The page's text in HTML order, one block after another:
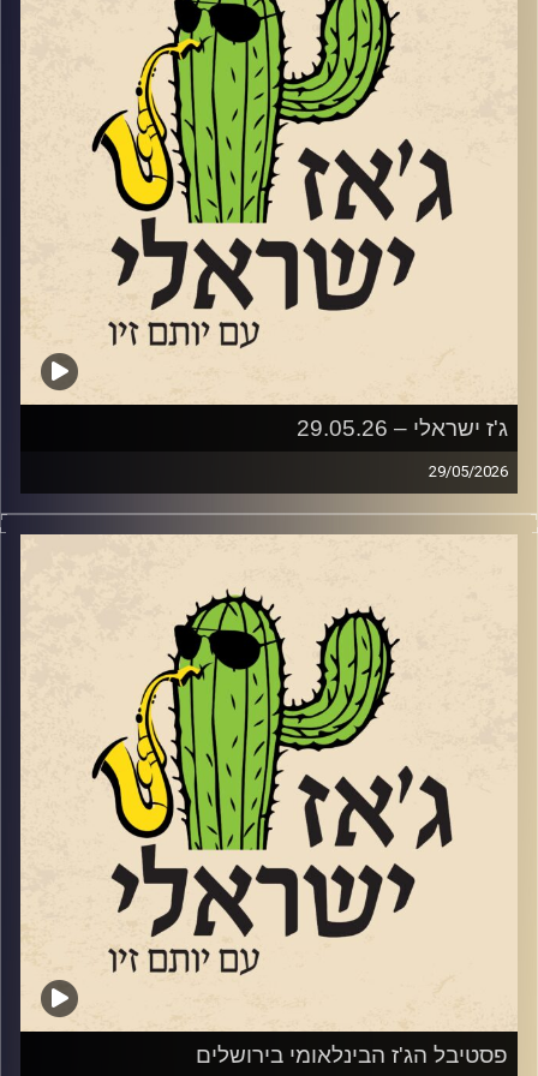
משנת 1960. נועה תופיע בתחילת יולי בשני מופעים בהפקת
קהילת הג'ז הישראלית שמוביל ברק וייס. הראשון יהיה מחווה
ל"גבירתי הנאווה"
והשני לסיפור "הפרברים"
שוחחנו איתה על תהליך היצירה, על המוזיקה שלה על התוכניות
קרדיט תמונות: רותם בר-אילן
ג'ז ישראלי – 29.05.26
29/05/2026
השבוע בג'ז ישראלי
https://live.tickchak.co.il/hkYxOYkno
של להבים. פסטיבל משובח ומגוון שמובילה אורלי שטרן
המנהלת האומנותית של מועדון הג'ז המקומי. שוחחנו עם אורלי
על הפסטיבל ועל אתגרי הג'ז בדרום.
הפסטיבל יארח כמה ממוזיקאי הג'ז הבולטים של ישראל,
לרבות: עומרי מור, גיא מינטוס, מתן קליין, שי זלמן, קווינטה
אנסמבל ועוד. בפסטיבל ישולבו גם הופעות של הרכבים
צעירים מכל רחבי הארץ. בין היתר יופיעו: הביג בנד של עומר,
שמשלב נגנים צעירים מצטיינים, עם בוגרים ומוריהם. ההרכב
של תלמה ילין בגבעתיים (יחוזק עם מתופף מנתיבות), רביעיית
גלעד אהרון מעמק האלה והרכב צעיר מקונסרבטוריון שטריקר
בתל אביב. הכניסה לכל הופעות ההרכבים הצעירים – חופשית,
כמיטב המסורת של פסטיבל הג'אז בלהבים.
בסוף השבוע הבא, 4-6.6 תתקיים המדורה השמינית של
פסטיבל ניו אורלינס
פסטיבל הג'ז הבינלאומי בירושלים